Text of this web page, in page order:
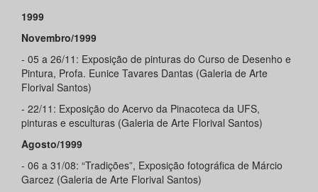
1999
Novembro/1999
- 05 a 26/11: Exposição de pinturas do Curso de Desenho e
Pintura, Profa. Eunice Tavares Dantas (Galeria de Arte
Florival Santos)
- 22/11: Exposição do Acervo da Pinacoteca da UFS,
pinturas e esculturas (Galeria de Arte Florival Santos)
Agosto/1999
- 06 a 31/08: “Tradições”, Exposição fotográfica de Márcio
Garcez (Galeria de Arte Florival Santos)